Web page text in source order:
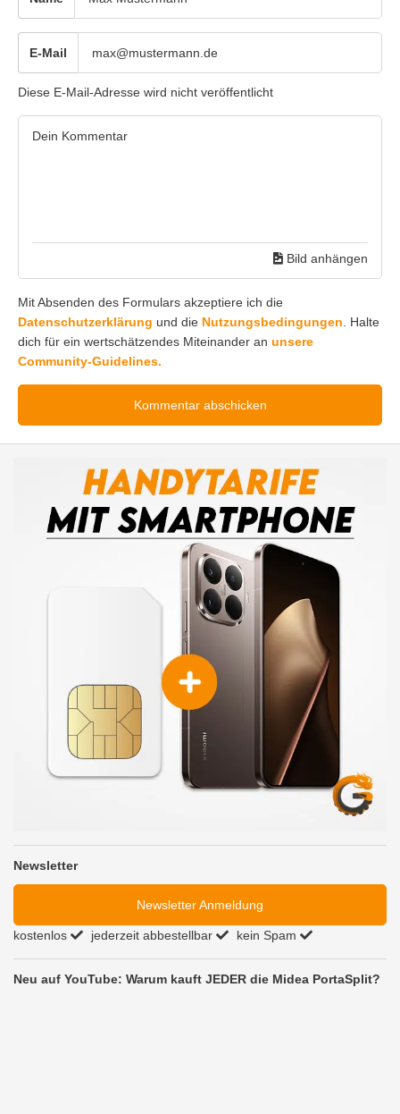
E-Mail
Diese E-Mail-Adresse wird nicht veröffentlicht
Bild anhängen
Mit Absenden des Formulars akzeptiere ich die
Datenschutzerklärung und die Nutzungsbedingungen. Halte
dich für ein wertschätzendes Miteinander an unsere
Community-Guidelines.
Newsletter
Newsletter Anmeldung
kostenlos jederzeit abbestellbar kein Spam
Neu auf YouTube: Warum kauft JEDER die Midea PortaSplit?